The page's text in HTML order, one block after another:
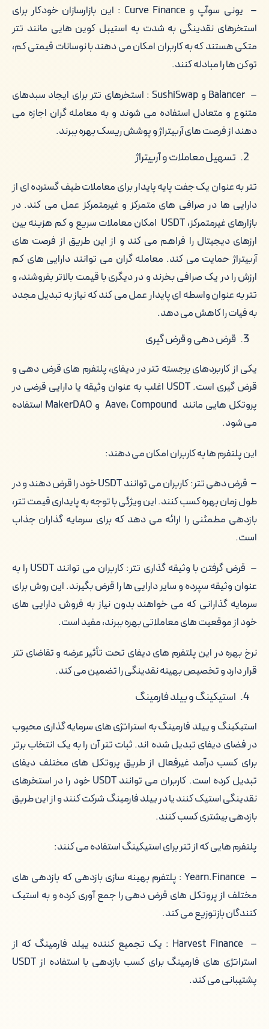
– یونی سوآپ و Curve Finance : این بازارسازان خودکار برای
استخرهای نقدینگی به شدت به استیبل کوین هایی مانند تتر
متکی هستند که به کاربران امکان می دهند با نوسانات قیمتی کم،
توکن ها را مبادله کنند.
– Balancer و SushiSwap : استخرهای تتر برای ایجاد سبدهای
متنوع و متعادل استفاده می شوند و به معامله گران اجازه می
دهند از فرصت های آربیتراژ و پوشش ریسک بهره ببرند.
تسهیل معاملات و آربیتراژ
تتر به عنوان یک جفت پایه پایدار برای معاملات طیف گسترده ای از
دارایی ها در صرافی های متمرکز و غیرمتمرکز عمل می کند. در
بازارهای غیرمتمرکز، USDT امکان معاملات سریع و کم هزینه بین
ارزهای دیجیتال را فراهم می کند و از این طریق از فرصت های
آربیتراژ حمایت می کند. معامله گران می توانند دارایی های کم
ارزش را در یک صرافی بخرند و در دیگری با قیمت بالاتر بفروشند، و
تتر به عنوان واسطه ای پایدار عمل می کند که نیاز به تبدیل مجدد
به فیات را کاهش می دهد.
قرض دهی و قرض گیری
یکی از کاربردهای برجسته تتر در دیفای، پلتفرم های قرض دهی و
قرض گیری است. USDT اغلب به عنوان وثیقه یا دارایی قرضی در
پروتکل هایی مانند Aave، Compound و MakerDAO استفاده
می شود.
این پلتفرم ها به کاربران امکان می دهند:
– قرض دهی تتر: کاربران می توانند USDT خود را قرض دهند و در
طول زمان بهره کسب کنند. این ویژگی با توجه به پایداری قیمت تتر،
بازدهی مطمئنی را ارائه می دهد که برای سرمایه گذاران جذاب
است.
– قرض گرفتن با وثیقه گذاری تتر: کاربران می توانند USDT را به
عنوان وثیقه سپرده و سایر دارایی ها را قرض بگیرند. این روش برای
سرمایه گذارانی که می خواهند بدون نیاز به فروش دارایی های
خود از موقعیت های معاملاتی بهره ببرند، مفید است.
نرخ بهره در این پلتفرم های دیفای تحت تأثیر عرضه و تقاضای تتر
قرار دارد و تخصیص بهینه نقدینگی را تضمین می کند.
استیکینگ و ییلد فارمینگ
استیکینگ و ییلد فارمینگ به استراتژی های سرمایه گذاری محبوب
در فضای دیفای تبدیل شده اند. ثبات تتر آن را به یک انتخاب برتر
برای کسب درآمد غیرفعال از طریق پروتکل های مختلف دیفای
تبدیل کرده است. کاربران می توانند USDT خود را در استخرهای
نقدینگی استیک کنند یا در ییلد فارمینگ شرکت کنند و از این طریق
بازدهی بیشتری کسب کنند.
پلتفرم هایی که از تتر برای استیکینگ استفاده می کنند:
– Yearn.Finance : پلتفرم بهینه سازی بازدهی که بازدهی های
مختلف از پروتکل های قرض دهی را جمع آوری کرده و به استیک
کنندگان بازتوزیع می کند.
– Harvest Finance : یک تجمیع کننده ییلد فارمینگ که از
استراتژی های فارمینگ برای کسب بازدهی با استفاده از USDT
پشتیبانی می کند.